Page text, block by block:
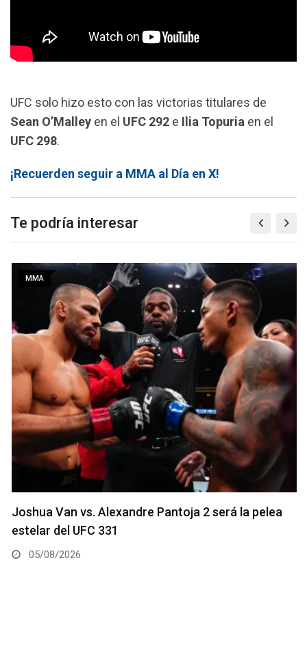
UFC solo hizo esto con las victorias titulares de
Sean O’Malley en el UFC 292 e Ilia Topuria en el
UFC 298.
¡Recuerden seguir a MMA al Día en X!
Te podría interesar
MMA
Joshua Van vs. Alexandre Pantoja 2 será la pelea
estelar del UFC 331
05/08/2026